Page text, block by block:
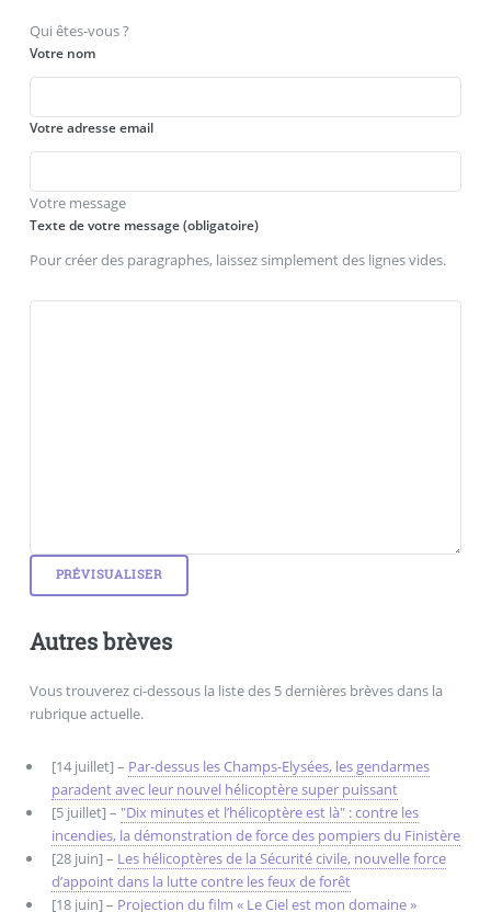
Qui êtes-vous ?
Votre nom
Votre adresse email
Votre message
Texte de votre message (obligatoire)
Pour créer des paragraphes, laissez simplement des lignes vides.
Autres brèves
Vous trouverez ci-dessous la liste des 5 dernières brèves dans la
rubrique actuelle.
[14 juillet] – Par-dessus les Champs-Elysées, les gendarmes
paradent avec leur nouvel hélicoptère super puissant
[5 juillet] – "Dix minutes et l’hélicoptère est là" : contre les
incendies, la démonstration de force des pompiers du Finistère
[28 juin] – Les hélicoptères de la Sécurité civile, nouvelle force
d’appoint dans la lutte contre les feux de forêt
[18 juin] – Projection du film « Le Ciel est mon domaine »